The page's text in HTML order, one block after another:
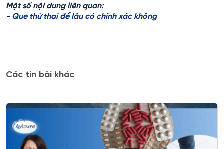
Một số nội dung liên quan:
- Que thử thai để lâu có chính xác không
Các tin bài khác